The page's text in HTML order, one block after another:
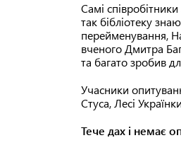
Самі
так бібліотеку
перейменування,
вченого Дмитра
та багато зробив
Учасники
Стуса, Лесі
Тече дах і немає